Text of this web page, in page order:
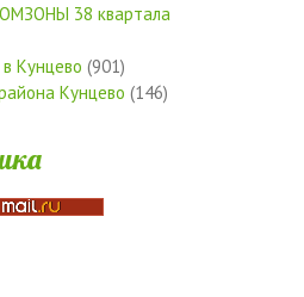
38 квартала
Кунцево (901)
Кунцево (146)